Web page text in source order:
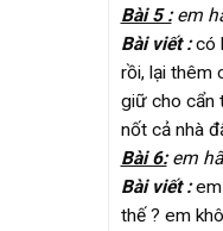
Bài 5 :em
Bài viết :có
rồi, lại thêm
giữ cho cẩn
nốt cả nhà
Bài 6:em
Bài viết :em
thế ? em